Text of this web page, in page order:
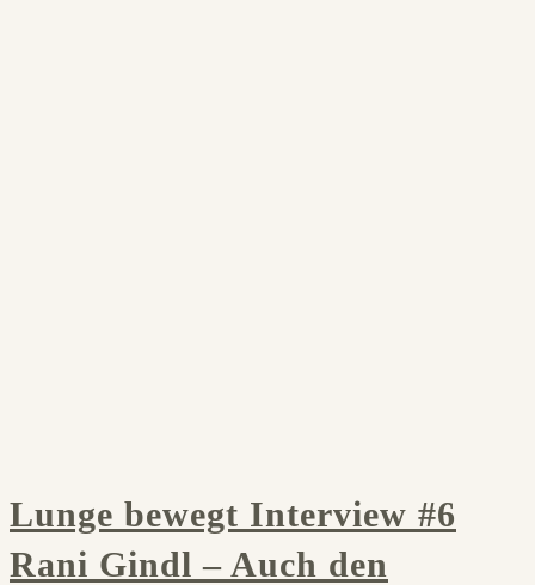
Lunge bewegt Interview #6
Rani Gindl – Auch den